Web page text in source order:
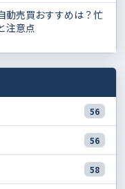
動売買おすすめは？忙
注意点
56
56
58